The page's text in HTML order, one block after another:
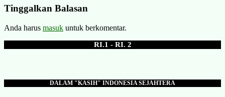
Tinggalkan Balasan
Anda harus masuk untuk berkomentar.
RI.1 - RI. 2
DALAM "KASIH" INDONESIA SEJAHTERA